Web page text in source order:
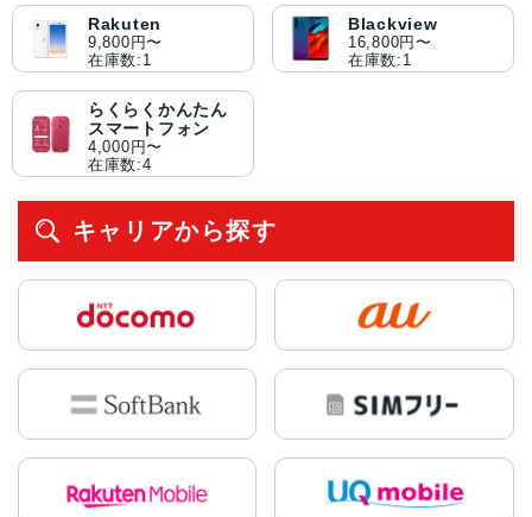
Rakuten
9,800円〜
在庫数:1
Blackview
16,800円〜
在庫数:1
らくらくかんたん
スマートフォン
4,000円〜
在庫数:4
キャリアから探す